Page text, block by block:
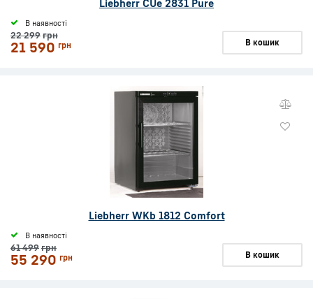
Liebherr CUe 2831 Pure
В наявності
22 299грн
21 590 грн В кошик
Liebherr WKb 1812 Comfort
В наявності
61 499грн
55 290 грн В кошик